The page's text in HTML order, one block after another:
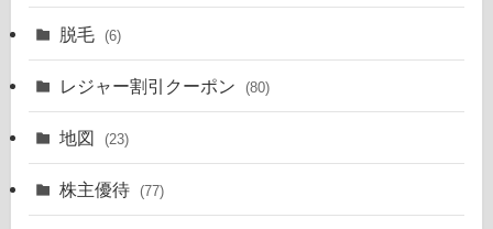
脱毛 (6)
レジャー割引クーポン (80)
地図 (23)
株主優待 (77)